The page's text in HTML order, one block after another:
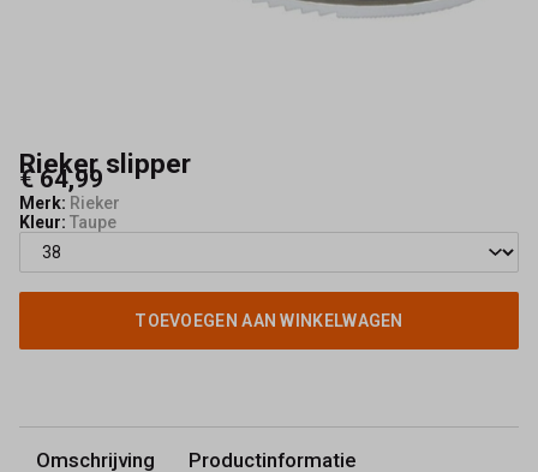
Rieker slipper
€ 64,99
Merk: Rieker
Kleur: Taupe
TOEVOEGEN AAN WINKELWAGEN
Omschrijving Productinformatie